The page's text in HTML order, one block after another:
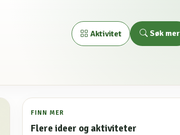
Aktivitet Søk mer
FINN MER
Flere ideer og aktiviteter